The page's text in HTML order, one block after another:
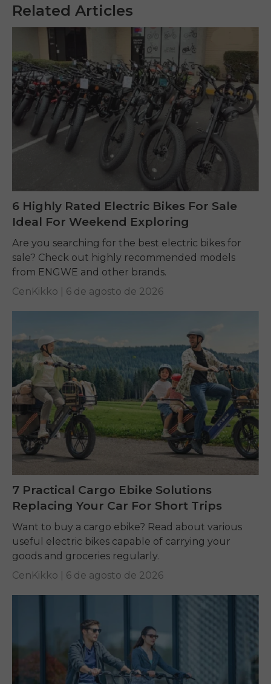
Related Articles
6 Highly Rated Electric Bikes For Sale
Ideal For Weekend Exploring
Are you searching for the best electric bikes for
sale? Check out highly recommended models
from ENGWE and other brands.
CenKikko | 6 de agosto de 2026
7 Practical Cargo Ebike Solutions
Replacing Your Car For Short Trips
Want to buy a cargo ebike? Read about various
useful electric bikes capable of carrying your
goods and groceries regularly.
CenKikko | 6 de agosto de 2026